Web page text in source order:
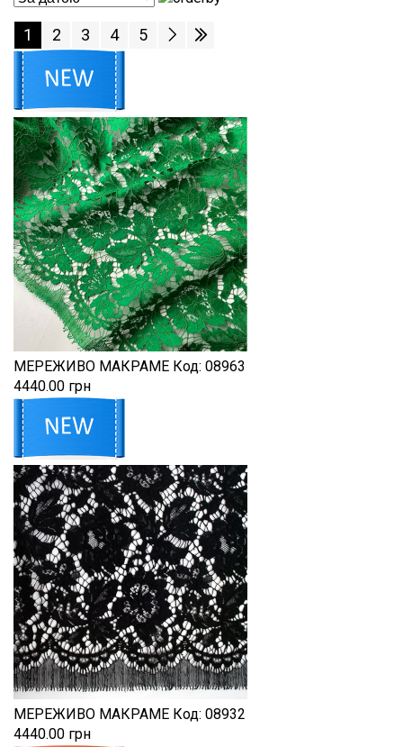
1 2 3 4 5
МЕРЕЖИВО МАКРАМЕ Код: 08963
4440.00 грн
МЕРЕЖИВО МАКРАМЕ Код: 08932
4440.00 грн